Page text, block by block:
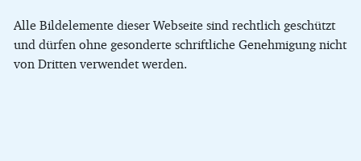
Alle Bildelemente dieser Webseite sind rechtlich geschützt
und dürfen ohne gesonderte schriftliche Genehmigung nicht
von Dritten verwendet werden.